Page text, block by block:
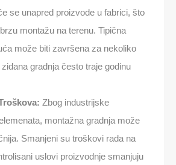
se unapred proizvode u fabrici, što
montažu na terenu. Tipična
može biti završena za nekoliko
gradnja često traje godinu
Zbog industrijske
montažna gradnja može
Smanjeni su troškovi rada na
uslovi proizvodnje smanjuju